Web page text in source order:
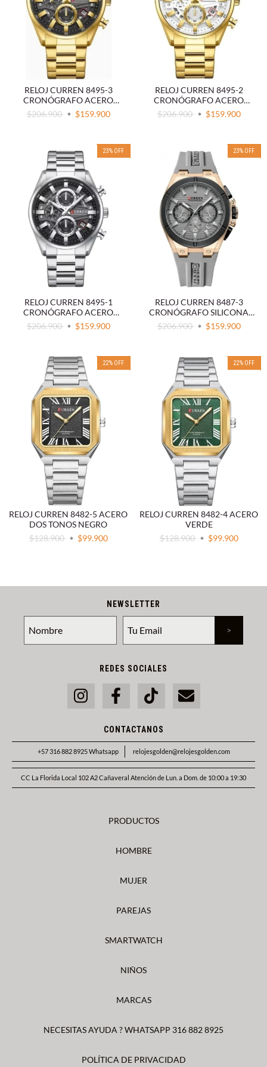
RELOJ CURREN 8495-3
CRONÓGRAFO ACERO
DORADO
$206.900 $159.900
RELOJ CURREN 8495-2
CRONÓGRAFO ACERO
DORADO
$206.900 $159.900
23% OFF
RELOJ CURREN 8495-1
CRONÓGRAFO ACERO
NEGRO
$206.900 $159.900
23% OFF
RELOJ CURREN 8487-3
CRONÓGRAFO SILICONA
GRIS
$206.900 $159.900
22% OFF
RELOJ CURREN 8482-5 ACERO
DOS TONOS NEGRO
$128.900
$99.900
22% OFF
RELOJ CURREN 8482-4 ACERO
VERDE
$128.900
$99.900
NEWSLETTER
REDES SOCIALES
CONTACTANOS
+57 316 882 8925 Whatsapp relojesgolden@relojesgolden.com
CC La Florida Local 102 A2 Cañaveral Atención de Lun. a Dom. de 10:00 a 19:30
PRODUCTOS
HOMBRE
MUJER
PAREJAS
SMARTWATCH
NIÑOS
MARCAS
NECESITAS AYUDA ? WHATSAPP 316 882 8925
POLÍTICA DE PRIVACIDAD